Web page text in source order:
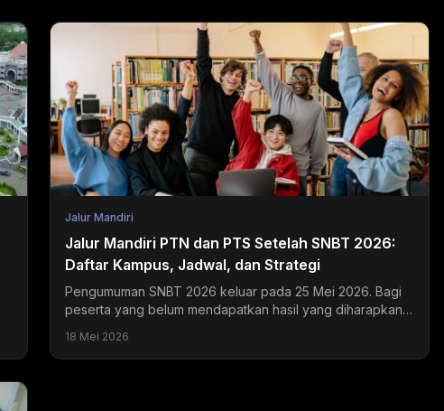
Jalur Mandiri
Jalur Mandiri PTN dan PTS Setelah SNBT 2026:
Daftar Kampus, Jadwal, dan Strategi
Pengumuman SNBT 2026 keluar pada 25 Mei 2026. Bagi
peserta yang belum mendapatkan hasil yang diharapkan,
18 Mei 2026